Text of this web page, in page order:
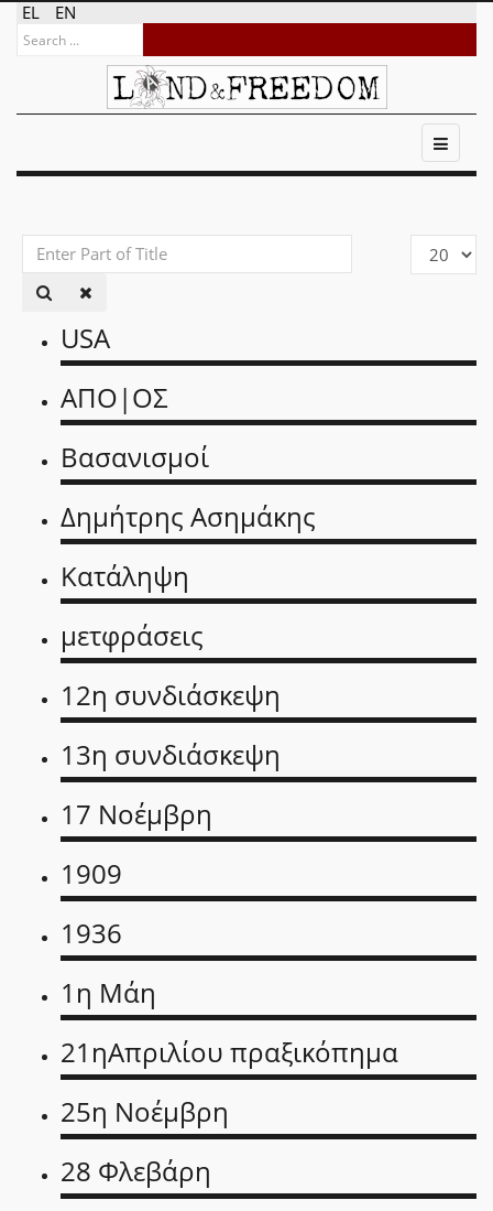
EL EN
Enter
Part
of
Title
Display
USA
ΑΠΟ|ΟΣ
Βασανισμοί
Δημήτρης Ασημάκης
Κατάληψη
μετφράσεις
12η συνδιάσκεψη
13η συνδιάσκεψη
17 Νοέμβρη
1909
1936
1η Μάη
21ηΑπριλίου πραξικόπημα
25η Νοέμβρη
28 Φλεβάρη